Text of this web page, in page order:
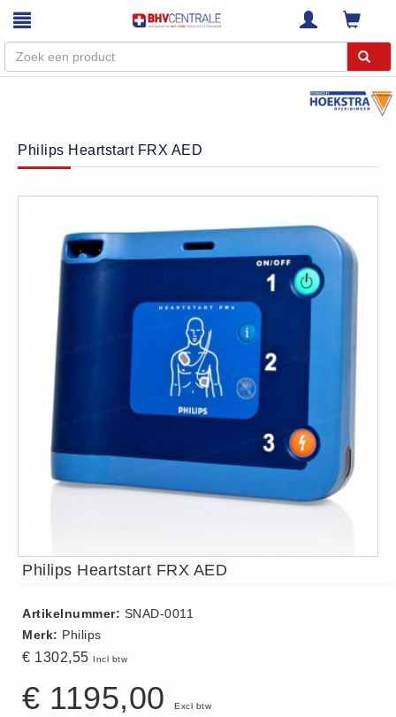
Home
Webshop
Trainingen
Diensten
Keuringen
RI&E
Bedrijfsnoodplannen
ISO 9001 Begeleiding
Inspectiecentrale
Ons Team
Betalingsmogelijkheden
Privacy
Algemene Voorwaarden
Philips Heartstart FRX AED
Philips Heartstart FRX AED
Artikelnummer: SNAD-0011
Merk: Philips
€ 1302,55 Incl btw
€ 1195,00 Excl btw